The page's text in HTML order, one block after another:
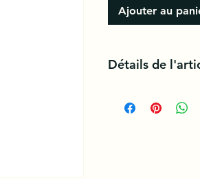
Ajouter au
Détails de
propriété de